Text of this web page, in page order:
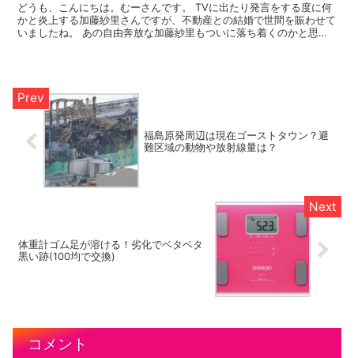
どうも、こんにちは。むーさんです。 TVに出たり発言をする度に何
かと炎上する加藤紗里さんですが、不動産との結婚で世間を賑わせて
いましたね。 あの自由奔放な加藤紗里もついに落ち着くのかと思い
福島原発周辺は現在ゴーストタウン？避
難区域の動物や放射線量は？
体重計ゴム足が溶ける！劣化でベタベタ
黒い跡(100均で交換)
コメント